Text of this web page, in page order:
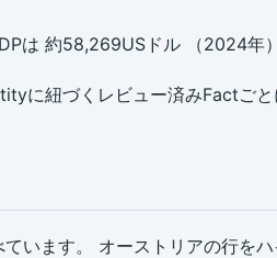
は 約58,269USドル （2024年
に紐づくレビュー済みFactごと
います。 オーストリアの行をハ